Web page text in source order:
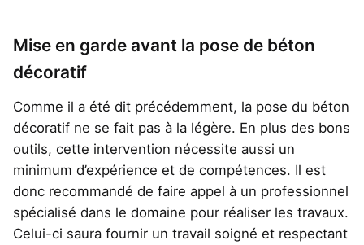
Mise en garde avant la pose de béton
décoratif
Comme il a été dit précédemment, la pose du béton
décoratif ne se fait pas à la légère. En plus des bons
outils, cette intervention nécessite aussi un
minimum d’expérience et de compétences. Il est
donc recommandé de faire appel à un professionnel
spécialisé dans le domaine pour réaliser les travaux.
Celui-ci saura fournir un travail soigné et respectant